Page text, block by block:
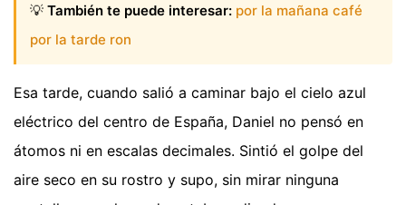
💡 También te puede interesar: por la mañana café
por la tarde ron
Esa tarde, cuando salió a caminar bajo el cielo azul
eléctrico del centro de España, Daniel no pensó en
átomos ni en escalas decimales. Sintió el golpe del
aire seco en su rostro y supo, sin mirar ninguna